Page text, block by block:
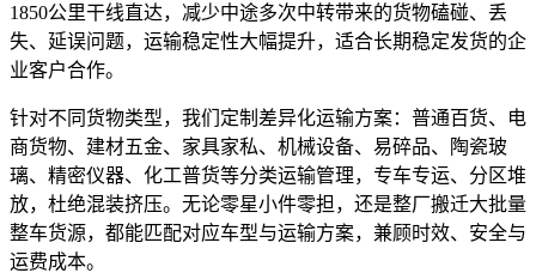
1850公里干线直达，减少中途多次中转带来的货物磕碰、丢
失、延误问题，运输稳定性大幅提升，适合长期稳定发货的企
业客户合作。
针对不同货物类型，我们定制差异化运输方案：普通百货、电
商货物、建材五金、家具家私、机械设备、易碎品、陶瓷玻
璃、精密仪器、化工普货等分类运输管理，专车专运、分区堆
放，杜绝混装挤压。无论零星小件零担，还是整厂搬迁大批量
整车货源，都能匹配对应车型与运输方案，兼顾时效、安全与
运费成本。